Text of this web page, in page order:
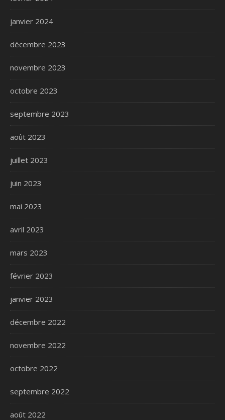
janvier 2024
décembre 2023
novembre 2023
octobre 2023
septembre 2023
août 2023
juillet 2023
juin 2023
mai 2023
avril 2023
mars 2023
février 2023
janvier 2023
décembre 2022
novembre 2022
octobre 2022
septembre 2022
août 2022